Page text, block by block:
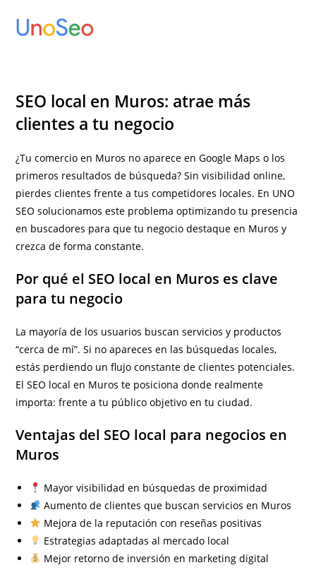
SEO local en Muros: atrae más
clientes a tu negocio
¿Tu comercio en Muros no aparece en Google Maps o los
primeros resultados de búsqueda? Sin visibilidad online,
pierdes clientes frente a tus competidores locales. En UNO
SEO solucionamos este problema optimizando tu presencia
en buscadores para que tu negocio destaque en Muros y
crezca de forma constante.
Por qué el SEO local en Muros es clave
para tu negocio
La mayoría de los usuarios buscan servicios y productos
“cerca de mí”. Si no apareces en las búsquedas locales,
estás perdiendo un flujo constante de clientes potenciales.
El SEO local en Muros te posiciona donde realmente
importa: frente a tu público objetivo en tu ciudad.
Ventajas del SEO local para negocios en
Muros
Mayor visibilidad en búsquedas de proximidad
Aumento de clientes que buscan servicios en Muros
Mejora de la reputación con reseñas positivas
Estrategias adaptadas al mercado local
Mejor retorno de inversión en marketing digital